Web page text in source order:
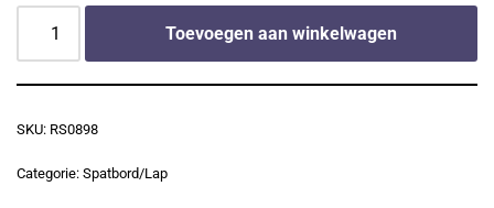
Toevoegen aan winkelwagen
SKU: RS0898
Categorie: Spatbord/Lap